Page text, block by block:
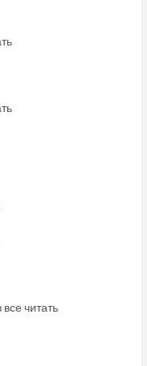
читать